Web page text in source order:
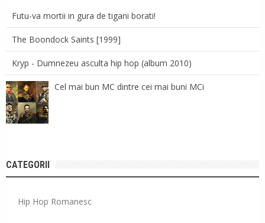
Futu-va mortii in gura de tigani borati!
The Boondock Saints [1999]
Kryp - Dumnezeu asculta hip hop (album 2010)
Cel mai bun MC dintre cei mai buni MCi
CATEGORII
Hip Hop Romanesc